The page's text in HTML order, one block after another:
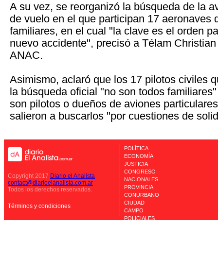
A su vez, se reorganizó la búsqueda de la
de vuelo en el que participan 17 aeronaves
familiares, en el cual "la clave es el orden
nuevo accidente", precisó a Télam
ANAC.
Asimismo, aclaró que los 17 pilotos civiles
la búsqueda oficial "no son todos
son pilotos o dueños de aviones
salieron a buscarlos "por cuestiones de
Copyright 2017 Diario el Analísta
contact@diarioelanalista.com.ar
Todos los derechos reservados.
Términos y condiciones
POLÍTICA
ECONOMÍA
JUSTICIA
CONGRESO
NACIONALES
PROVINCIA
CONURBANO
CIUDAD
CAMPO
POLICIALES